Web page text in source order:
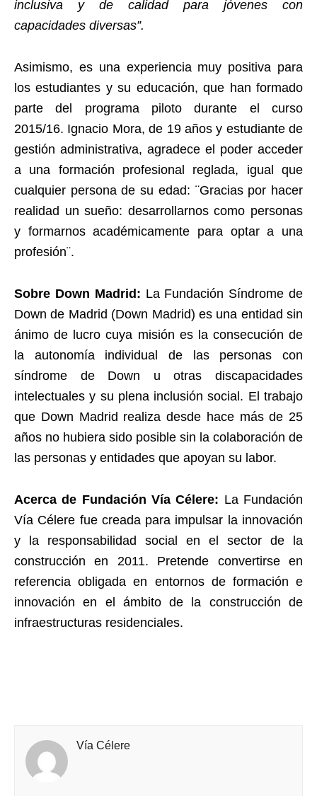
inclusiva y de calidad para jóvenes con
capacidades diversas”.
Asimismo, es una experiencia muy positiva para
los estudiantes y su educación, que han formado
parte del programa piloto durante el curso
2015/16. Ignacio Mora, de 19 años y estudiante de
gestión administrativa, agradece el poder acceder
a una formación profesional reglada, igual que
cualquier persona de su edad: ¨Gracias por hacer
realidad un sueño: desarrollarnos como personas
y formarnos académicamente para optar a una
profesión¨.
Sobre Down Madrid: La Fundación Síndrome de
Down de Madrid (Down Madrid) es una entidad sin
ánimo de lucro cuya misión es la consecución de
la autonomía individual de las personas con
síndrome de Down u otras discapacidades
intelectuales y su plena inclusión social. El trabajo
que Down Madrid realiza desde hace más de 25
años no hubiera sido posible sin la colaboración de
las personas y entidades que apoyan su labor.
Acerca de Fundación Vía Célere: La Fundación
Vía Célere fue creada para impulsar la innovación
y la responsabilidad social en el sector de la
construcción en 2011. Pretende convertirse en
referencia obligada en entornos de formación e
innovación en el ámbito de la construcción de
infraestructuras residenciales.
Vía Célere